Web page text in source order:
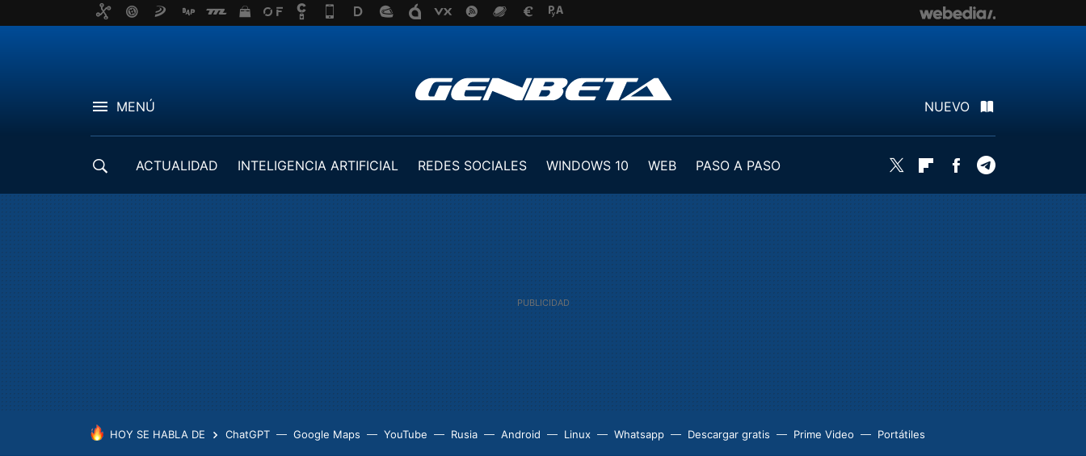
MENÚ NUEVO
ACTUALIDAD INTELIGENCIA ARTIFICIAL REDES SOCIALES WINDOWS 10 WEB
PASO A PASO
Twitter FlipboardFacebook
HOY SE HABLA DE ChatGPT Google Maps YouTube Rusia Android Linux Whatsapp Descargar gratis Prime Video Portátiles